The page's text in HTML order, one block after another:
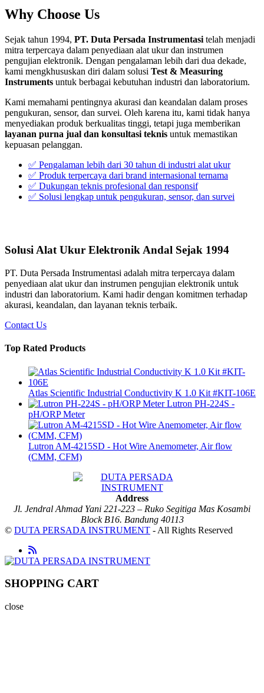
Why Choose Us
Sejak tahun 1994, PT. Duta Persada Instrumentasi telah menjadi
mitra terpercaya dalam penyediaan alat ukur dan instrumen
pengujian elektronik. Dengan pengalaman lebih dari dua dekade,
kami mengkhususkan diri dalam solusi Test & Measuring
Instruments untuk berbagai kebutuhan industri dan laboratorium.
Kami memahami pentingnya akurasi dan keandalan dalam proses
pengukuran, sensor, dan survei. Oleh karena itu, kami tidak hanya
menyediakan produk berkualitas tinggi, tetapi juga memberikan
layanan purna jual dan konsultasi teknis untuk memastikan
kepuasan pelanggan.
✅ Pengalaman lebih dari 30 tahun di industri alat ukur
✅ Produk terpercaya dari brand internasional ternama
✅ Dukungan teknis profesional dan responsif
✅ Solusi lengkap untuk pengukuran, sensor, dan survei
Solusi Alat Ukur Elektronik Andal Sejak 1994
PT. Duta Persada Instrumentasi adalah mitra terpercaya dalam
penyediaan alat ukur dan instrumen pengujian elektronik untuk
industri dan laboratorium. Kami hadir dengan komitmen terhadap
akurasi, keandalan, dan layanan teknis terbaik.
Contact Us
Top Rated Products
Atlas Scientific Industrial Conductivity K 1.0 Kit #KIT-106E
Lutron PH-224S -
pH/ORP Meter
Lutron AM-4215SD - Hot Wire Anemometer, Air flow
(CMM, CFM)
Address
Jl. Jendral Ahmad Yani 221-223 – Ruko Segitiga Mas Kosambi
Block B16. Bandung 40113
© DUTA PERSADA INSTRUMENT - All Rights Reserved
SHOPPING CART
close